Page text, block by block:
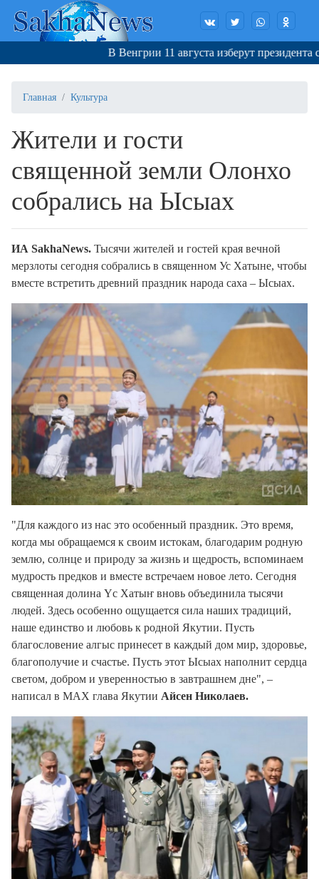
В Венгрии 11 августа изберут президента
Главная Культура
Жители и гости
священной земли Олонхо
собрались на Ысыах
ИА SakhaNews. Тысячи жителей и гостей края вечной
мерзлоты сегодня собрались в священном Ус Хатыне, чтобы
вместе встретить древний праздник народа саха – Ысыах.
"Для каждого из нас это особенный праздник. Это время,
когда мы обращаемся к своим истокам, благодарим родную
землю, солнце и природу за жизнь и щедрость, вспоминаем
мудрость предков и вместе встречаем новое лето. Сегодня
священная долина Үс Хатыҥ вновь объединила тысячи
людей. Здесь особенно ощущается сила наших традиций,
наше единство и любовь к родной Якутии. Пусть
благословение алгыс принесет в каждый дом мир, здоровье,
благополучие и счастье. Пусть этот Ысыах наполнит сердца
светом, добром и уверенностью в завтрашнем дне", –
написал в МАХ глава Якутии Айсен Николаев.